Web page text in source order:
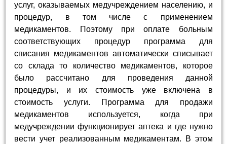
услуг, оказываемых медучреждением населению, и
процедур, в том числе с применением
медикаментов. Поэтому при оплате больным
соответствующих процедур программа для
списания медикаментов автоматически списывает
со склада то количество медикаментов, которое
было рассчитано для проведения данной
процедуры, и их стоимость уже включена в
стоимость услуги. Программа для продажи
медикаментов используется, когда при
медучреждении функционирует аптека и где нужно
вести учет реализованным медикаментам. В этом